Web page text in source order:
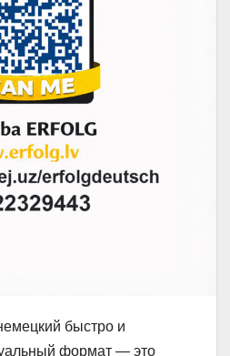
быстро и
формат — это